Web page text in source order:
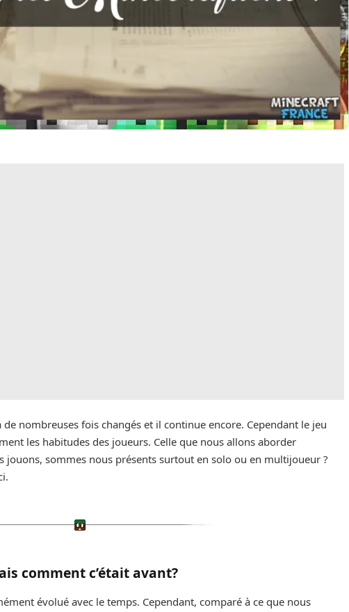
nombreuses fois changés et il continue encore. Cependant le jeu
les habitudes des joueurs. Celle que nous allons aborder
jouons, sommes nous présents surtout en solo ou en multijoueur ?
comment c’était avant?
évolué avec le temps. Cependant, comparé à ce que nous